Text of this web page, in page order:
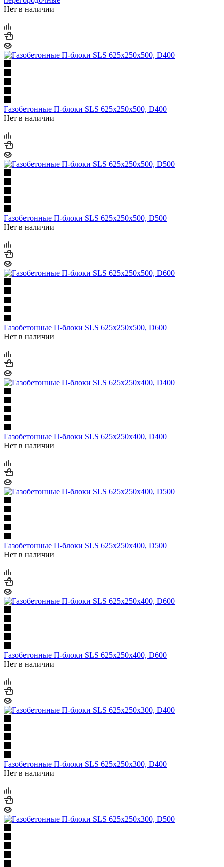
Нет в наличии
Газобетонные П-блоки SLS 625х250х500, D400
Нет в наличии
Газобетонные П-блоки SLS 625х250х500, D500
Нет в наличии
Газобетонные П-блоки SLS 625х250х500, D600
Нет в наличии
Газобетонные П-блоки SLS 625х250х400, D400
Нет в наличии
Газобетонные П-блоки SLS 625х250х400, D500
Нет в наличии
Газобетонные П-блоки SLS 625х250х400, D600
Нет в наличии
Газобетонные П-блоки SLS 625х250х300, D400
Нет в наличии